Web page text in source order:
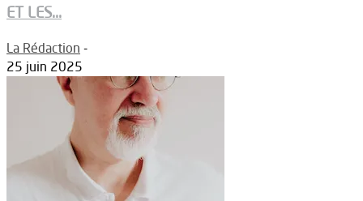
ET LES...
La Rédaction -
25 juin 2025